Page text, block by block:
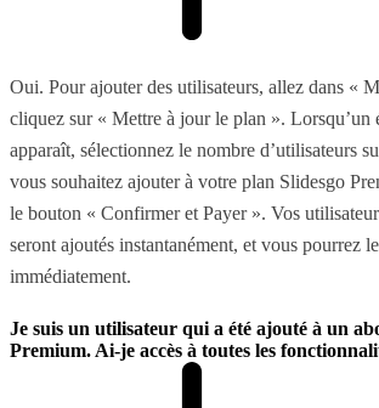
Oui. Pour ajouter des utilisateurs, allez dans «
cliquez sur « Mettre à jour le plan ». Lorsqu’un
apparaît, sélectionnez le nombre d’utilisateurs
vous souhaitez ajouter à votre plan Slidesgo
le bouton « Confirmer et Payer ». Vos
seront ajoutés instantanément, et vous pourrez
immédiatement.
Je suis un utilisateur qui a été ajouté à un
Premium. Ai-je accès à toutes les